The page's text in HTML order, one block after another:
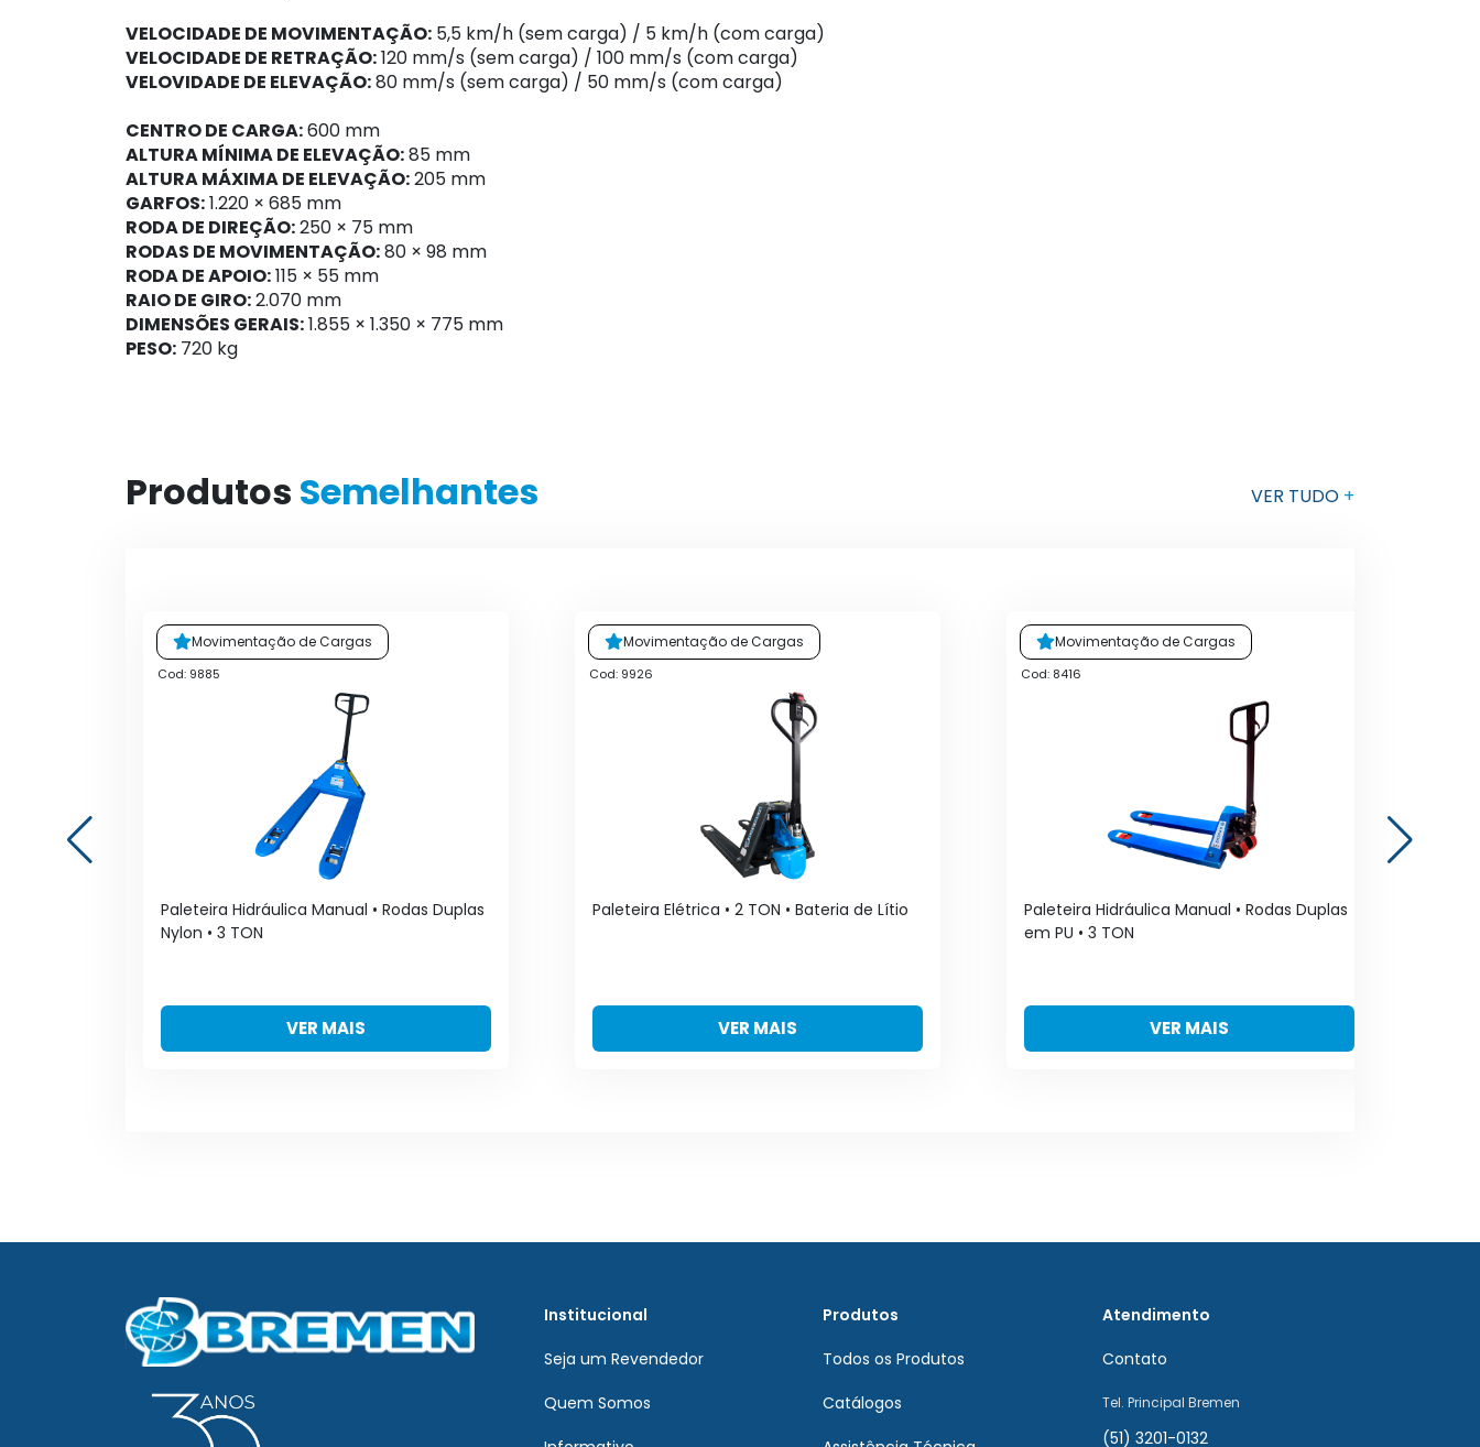
VELOCIDADE DE MOVIMENTAÇÃO: 5,5 km/h (sem carga) / 5 km/h (com carga)
VELOCIDADE DE RETRAÇÃO:120 mm/s (sem carga) / 100 mm/s (com carga)
VELOVIDADE DE ELEVAÇÃO:80 mm/s (sem carga) / 50 mm/s (com carga)
CENTRO DE CARGA:600 mm
ALTURA MÍNIMA DE ELEVAÇÃO:85 mm
ALTURA MÁXIMA DE ELEVAÇÃO:205 mm
GARFOS:1.220 × 685 mm
RODA DE DIREÇÃO:250 × 75 mm
RODAS DE MOVIMENTAÇÃO:80 × 98 mm
RODA DE APOIO:115 × 55 mm
RAIO DE GIRO:2.070 mm
DIMENSÕES GERAIS:1.855 × 1.350 × 775 mm
PESO: 720 kg
Produtos Semelhantes VER TUDO +
Movimentação de Cargas
Cod: 9885
Paleteira Hidráulica Manual • Rodas Duplas
Nylon • 3 TON
VER MAIS
Movimentação de Cargas
Cod: 9926
Paleteira Elétrica • 2 TON • Bateria de Lítio
VER MAIS
Movimentação de Cargas
Cod: 8416
Paleteira Hidráulica Manual • Rodas Duplas
em PU • 3 TON
VER MAIS
Institucional
Seja um Revendedor
Quem Somos
Produtos
Todos os Produtos
Catálogos
Atendimento
Contato
Tel. Principal Bremen
(51) 3201-0132